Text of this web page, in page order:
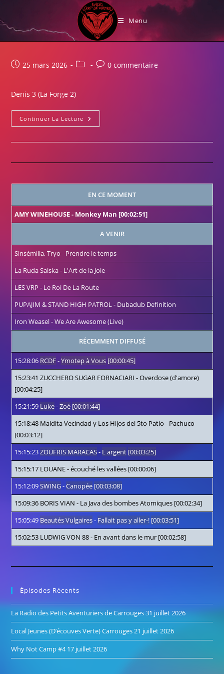
to
content
Menu
Publication
25 mars 2026
Post
Commentaires
0 commentaire
Denis 3 (La Forge 2)
Continuer La Lecture La
Forge
EN CE MOMENT
AMY WINEHOUSE- Monkey Man [00:02:51]
A VENIR
Sinsémilia, Tryo - Prendre le temps
La Ruda Salska- L'Art de la Joie
LES VRP - Le Roi De La Route
PUPAJIM & STAND HIGH PATROL- Dubadub Definition
Iron Weasel-We Are Awesome (Live)
RÉCEMMENT DIFFUSÉ
15:28:06 RCDF-Ymotep à Vous [00:00:45]
15:23:41 ZUCCHERO SUGAR FORNACIARI -Overdose (d'amore)
[00:04:25]
15:21:59 Luke-Zoé [00:01:44]
15:18:48 Maldita Vecindad y Los Hijos del 5to Patio - Pachuco
[00:03:12]
15:15:23ZOUFRIS MARACAS- L argent [00:03:25]
15:15:17 LOUANE-écouché les vallées [00:00:06]
15:12:09SWING-Canopée [00:03:08]
15:09:36 BORIS VIAN - La Java des bombes Atomiques [00:02:34]
15:05:49 Beautés Vulgaires- Fallait pas y aller-! [00:03:51]
15:02:53 LUDWIG VON 88- En avant dans le mur [00:02:58]
Épisodes Récents
La Radio des Petits Aventuriers de Carrouges31 juillet 2026
Local Jeunes (D’écouves Verte) Carrouges21 juillet 2026
Why Not Camp #417 juillet 2026